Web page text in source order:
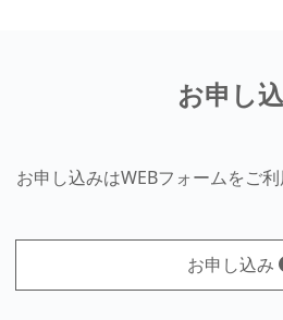
お申し
お申し込みはWEBフォームをご利
お申し込み